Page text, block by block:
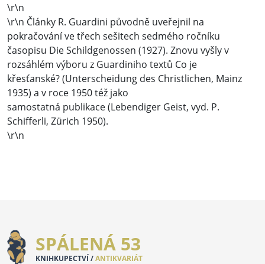
\r\n
\r\n Články R. Guardini původně uveřejnil na
pokračování ve třech sešitech sedmého ročníku
časopisu Die Schildgenossen (1927). Znovu vyšly v
rozsáhlém výboru z Guardiniho textů Co je
křesťanské? (Unterscheidung des Christlichen, Mainz
1935) a v roce 1950 též jako
samostatná publikace (Lebendiger Geist, vyd. P.
Schifferli, Zürich 1950).
\r\n
SPÁLENÁ 53
KNIHKUPECTVÍ /ANTIKVARIÁT